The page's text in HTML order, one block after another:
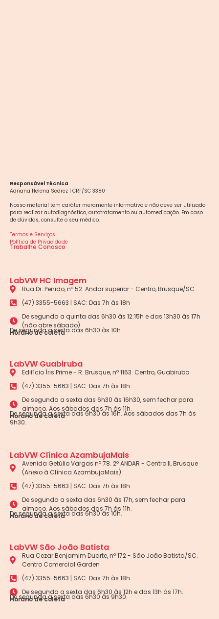
Responsável Técnica
Adriana Helena Sedrez | CRF/SC 3380
Nosso material tem caráter meramente informativo e não deve ser utilizado
para realizar autodiagnóstico, autotratamento ou automedicação. Em caso
de dúvidas, consulte o seu médico.
Termos e Serviços
Política de Privacidade
Trabalhe Conosco
LabVW HC Imagem
Rua Dr. Penido, nº 52. Andar superior - Centro, Brusque/SC
(47) 3355-5663 | SAC: Das 7h às 18h
De segunda a quinta das 6h30 às 12:15h e das 13h30 às 17h
(não abre sábado).
Horário de coleta
De segunda a sexta das 6h30 às 10h.
LabVW Guabiruba
Edifício Íris Prime - R. Brusque, nº 1163. Centro, Guabiruba
(47) 3355-5663 | SAC: Das 7h às 18h
De segunda a sexta das 6h30 às 16h30, sem fechar para
almoço. Aos sábados das 7h às 11h.
Horário de coleta
De segunda a sexta das 6h30 às 16h. Aos sábados das 7h às
9h30.
LabVW Clínica AzambujaMais
Avenida Getúlio Vargas nº 78. 2º ANDAR - Centro II, Brusque
(Anexo à Clínica AzambujaMais)
(47) 3355-5663 | SAC: Das 7h às 18h
De segunda a sexta das 6h30 às 17h, sem fechar para
almoço. Aos sábados das 7h às 11h.
Horário de coleta
De segunda a sexta das 6h30 às 10h.
LabVW São João Batista
Rua Cezar Benjamim Duarte, nº 172 - São João Batista/SC.
Centro Comercial Garden
(47) 3355-5663 | SAC: Das 7h às 18h
De segunda a sexta das 6h30 às 12h e das 13h às 17h.
Horário de coleta
De segunda a sexta das 6h30 às 9h30.